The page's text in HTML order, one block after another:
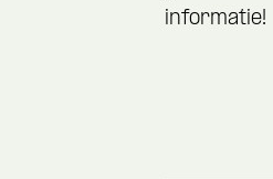
informatie!